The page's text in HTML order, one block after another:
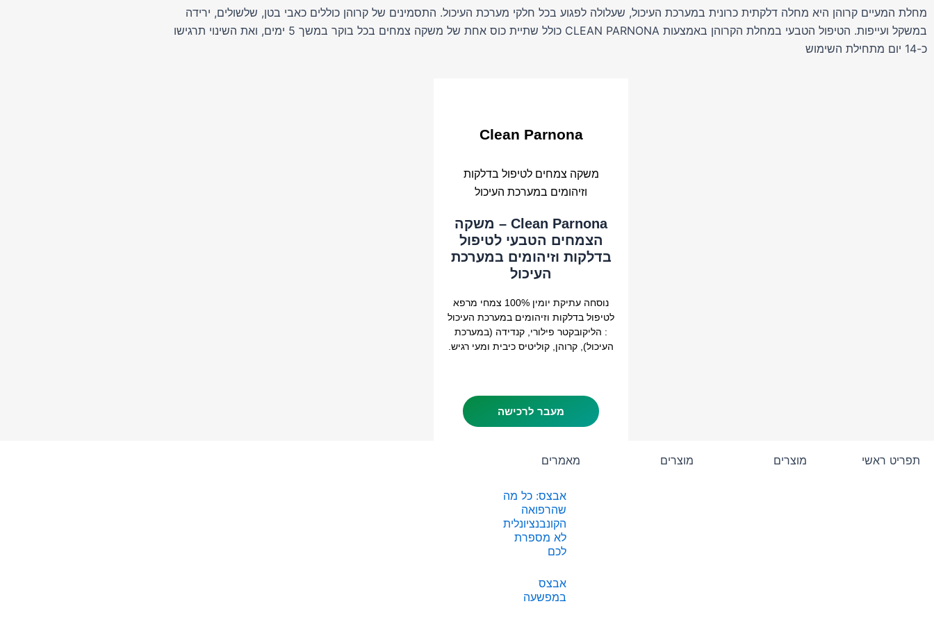
מחלת המעיים קרוהן היא מחלה דלקתית כרונית במערכת העיכול, שעלולה לפגוע בכל חלקי מערכת העיכול. התסמינים של קרוהן כוללים כאבי בטן, שלשולים, ירידה
במשקל ועייפות. הטיפול הטבעי במחלת הקרוהן באמצעות CLEAN PARNONA כולל שתיית כוס אחת של משקה צמחים בכל בוקר במשך 5 ימים, ואת השינוי תרגישו
כ-14 יום מתחילת השימוש
Clean Parnona
משקה צמחים לטיפול בדלקות
וזיהומים במערכת העיכול
Clean Parnona – משקה
הצמחים הטבעי לטיפול
בדלקות וזיהומים במערכת
העיכול
נוסחה עתיקת יומין 100% צמחי מרפא
לטיפול בדלקות וזיהומים במערכת העיכול
: הליקובקטר פילורי, קנדידה (במערכת
העיכול), קרוהן, קוליטיס כיבית ומעי רגיש.
מעבר לרכישה
תפריט ראשי מוצרים מוצרים מאמרים
אבצס: כל מה
שהרפואה
הקונבנציונלית
לא מספרת
לכם
אבצס
במפשעה